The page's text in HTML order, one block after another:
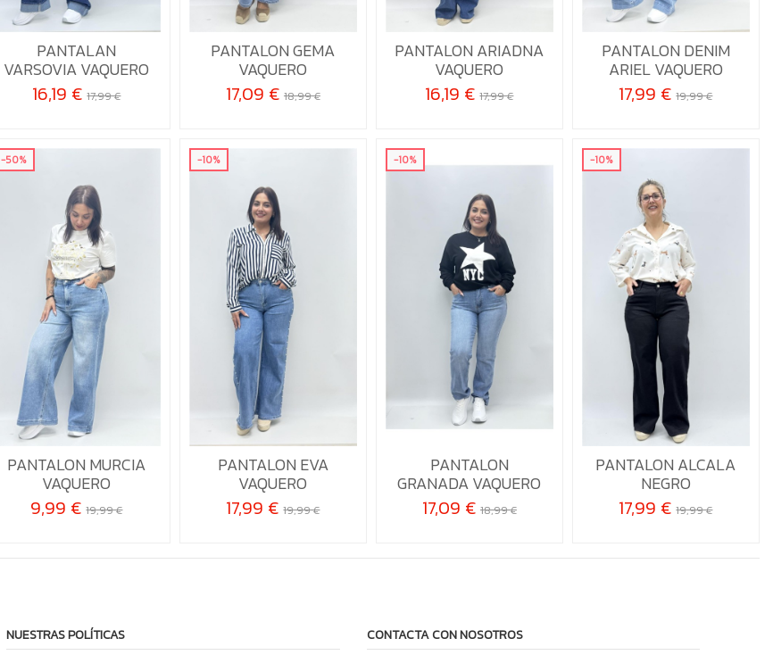
PANTALAN
VARSOVIA VAQUERO
16,19 €17,99 €
40 42
Añadir al carrito PANTALON GEMA
VAQUERO
17,09 € 18,99 €
38 40
 Añadir al carrito PANTALON ARIADNA
VAQUERO
16,19 €17,99 €
36 38
 Añadir al carrito PANTALON DENIM
ARIEL VAQUERO
17,99 €19,99 €
36 38
 Añadir al carrito
-50%
PANTALON MURCIA
VAQUERO
9,99 €19,99 €
42
 Añadir al carrito
-10%
PANTALON EVA
VAQUERO
17,99 €19,99 €
38 40
 Añadir al carrito
-10%
PANTALON
GRANADA VAQUERO
17,09 € 18,99 €
40
 Añadir al carrito
-10%
PANTALON ALCALA
NEGRO
17,99 €19,99 €
S M
 Añadir al carrito
NUESTRAS POLÍTICAS CONTACTA CON NOSOTROS